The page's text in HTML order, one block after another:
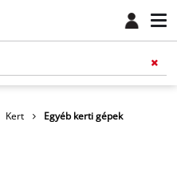
Kert Egyéb kerti gépek